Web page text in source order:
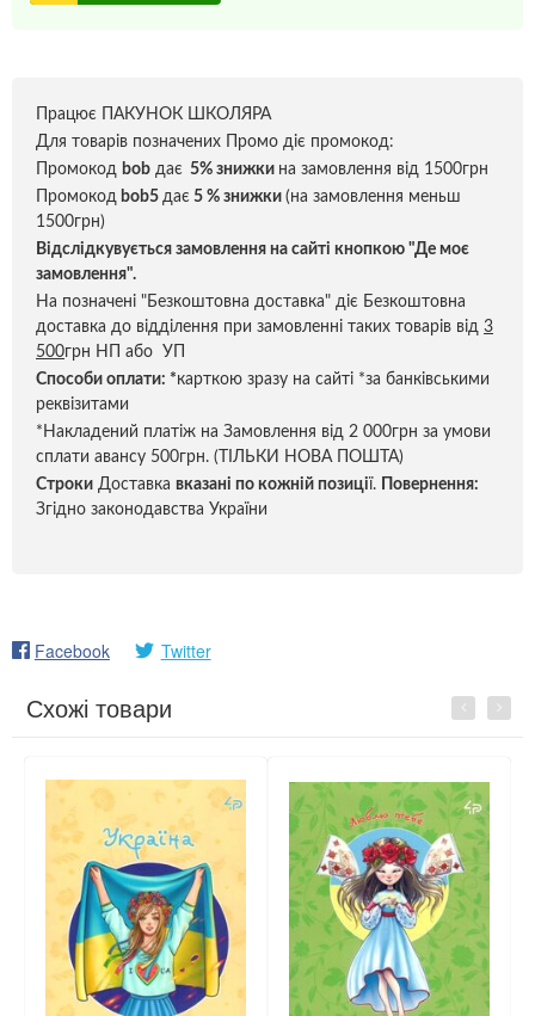
Працює ПАКУНОК ШКОЛЯРА
Для товарів позначених Промо діє промокод:
Промокод bob дає 5% знижки на замовлення від 1500грн
Промокод bob5 дає 5 % знижки (на замовлення меньш
1500грн)
Відслідкувується замовлення на сайті кнопкою "Де моє
замовлення".
На позначені "Безкоштовна доставка" діє Безкоштовна
доставка до відділення при замовленні таких товарів від 3
500грн НП або УП
Способи оплати: *карткою зразу на сайті *за банківськими
реквізитами
*Накладений платіж на Замовлення від 2 000грн за умови
сплати авансу 500грн. (ТІЛЬКИ НОВА ПОШТА)
Строки Доставка вказані по кожній позиції.
Повернення:
Згідно законодавства України
Facebook Twitter
Схожі товари Previous
Next